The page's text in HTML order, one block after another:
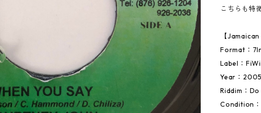
こちらも特
【
Format：
Label：
Year：2005
Riddim：
Condition：